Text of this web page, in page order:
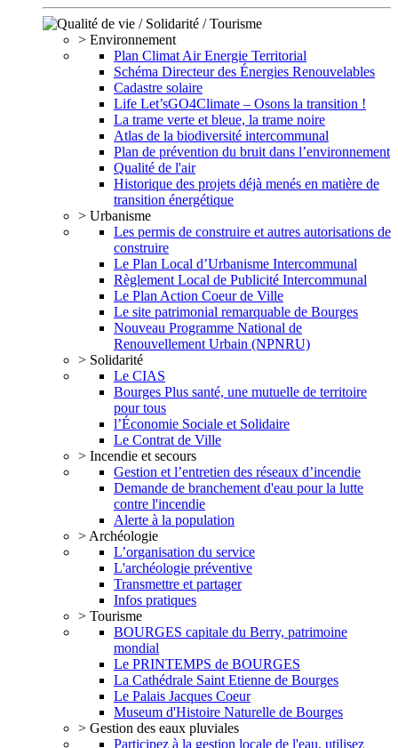
> Environnement
Plan Climat Air Energie Territorial
Schéma Directeur des Énergies Renouvelables
Cadastre solaire
Life Let’sGO4Climate – Osons la transition !
La trame verte et bleue, la trame noire
Atlas de la biodiversité intercommunal
Plan de prévention du bruit dans l’environnement
Qualité de l'air
Historique des projets déjà menés en matière de
transition énergétique
> Urbanisme
Les permis de construire et autres autorisations de
construire
Le Plan Local d’Urbanisme Intercommunal
Règlement Local de Publicité Intercommunal
Le Plan Action Coeur de Ville
Le site patrimonial remarquable de Bourges
Nouveau Programme National de
Renouvellement Urbain (NPNRU)
> Solidarité
Le CIAS
Bourges Plus santé, une mutuelle de territoire
pour tous
l’Économie Sociale et Solidaire
Le Contrat de Ville
> Incendie et secours
Gestion et l’entretien des réseaux d’incendie
Demande de branchement d'eau pour la lutte
contre l'incendie
Alerte à la population
> Archéologie
L’organisation du service
L'archéologie préventive
Transmettre et partager
Infos pratiques
> Tourisme
BOURGES capitale du Berry, patrimoine
mondial
Le PRINTEMPS de BOURGES
La Cathédrale Saint Etienne de Bourges
Le Palais Jacques Coeur
Museum d'Histoire Naturelle de Bourges
> Gestion des eaux pluviales
Participez à la gestion locale de l'eau, utilisez